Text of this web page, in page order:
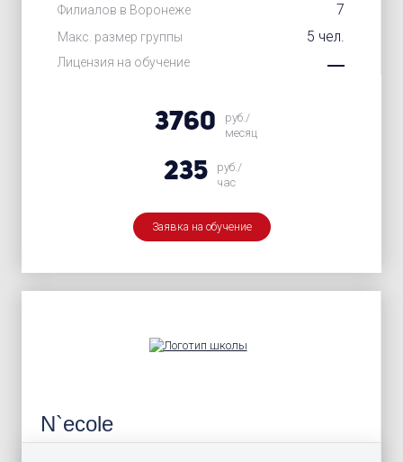
Филиалов в Воронеже 7
Макс. размер группы 5 чел.
Лицензия на обучение
3760
руб./
месяц
235
руб./
час
Заявка на обучение
N`ecole